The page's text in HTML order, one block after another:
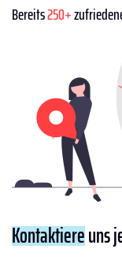
Bereits250+
Kontaktiereuns